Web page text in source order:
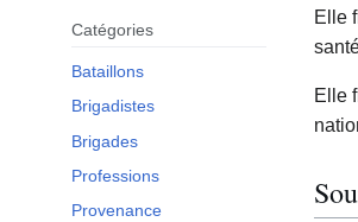
Catégories
Bataillons
Brigadistes
Brigades
Professions
Provenance
Elle
Elle